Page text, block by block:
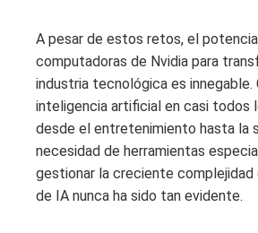
A pesar de estos retos, el
computadoras de Nvidia para
industria tecnológica es innegable.
inteligencia artificial en casi todos
desde el entretenimiento hasta la
necesidad de herramientas
gestionar la creciente complejidad
de IA nunca ha sido tan evidente.